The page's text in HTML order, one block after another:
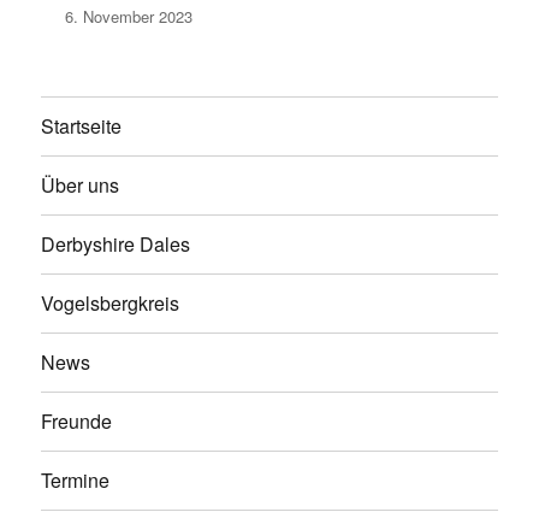
6. November 2023
Startseite
Über uns
Derbyshire Dales
Vogelsbergkreis
News
Freunde
Termine